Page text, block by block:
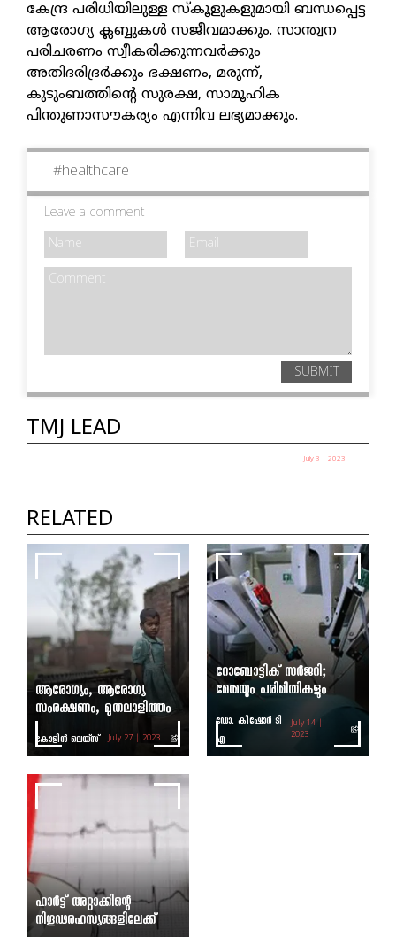
കേന്ദ്ര പരിധിയിലുള്ള സ്‌കൂളുകളുമായി ബന്ധപ്പെട്ട
ആരോഗ്യ ക്ലബ്ബുകള്‍ സജീവമാക്കും. സാന്ത്വന
പരിചരണം സ്വീകരിക്കുന്നവര്‍ക്കും
അതിദരിദ്രര്‍ക്കും ഭക്ഷണം, മരുന്ന്,
കുടുംബത്തിന്റെ സുരക്ഷ, സാമൂഹിക
പിന്തുണാസൗകര്യം എന്നിവ ലഭ്യമാക്കും.
#healthcare
Leave a comment
SUBMIT
TMJ LEAD
July 3 | 2023
RELATED
ആരോഗ്യം, ആരോഗ്യ
സംരക്ഷണം, മുതലാളിത്തം
കോളിന്‍ ലെയ്സ് July 27 | 2023
റോബോട്ടിക് സര്‍ജറി;
മേന്മയും പരിമിതികളും
ഡോ. കിഷോര്‍ ടി
എ
July 14 |
2023
ഹാര്‍ട്ട് അറ്റാക്കിന്റെ
നിഗൂഢരഹസ്യങ്ങളിലേക്ക്